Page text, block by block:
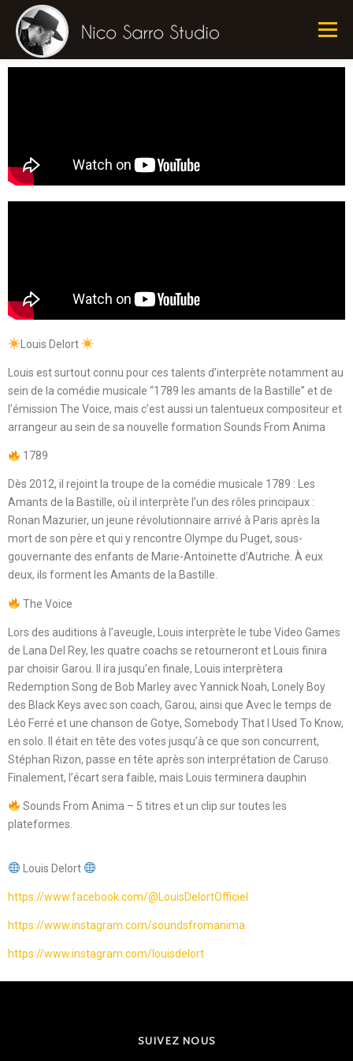
Menu
Louis Delort
Louis est surtout connu pour ces talents d’interprète notamment au
sein de la comédie musicale “1789 les amants de la Bastille” et de
l’émission The Voice, mais c’est aussi un talentueux compositeur et
arrangeur au sein de sa nouvelle formation Sounds From Anima
1789
Dès 2012, il rejoint la troupe de la comédie musicale 1789 : Les
Amants de la Bastille, où il interprète l’un des rôles principaux :
Ronan Mazurier, un jeune révolutionnaire arrivé à Paris après la
mort de son père et qui y rencontre Olympe du Puget, sous-
gouvernante des enfants de Marie-Antoinette d’Autriche. À eux
deux, ils forment les Amants de la Bastille.
The Voice
Lors des auditions à l’aveugle, Louis interprète le tube Video Games
de Lana Del Rey, les quatre coachs se retourneront et Louis finira
par choisir Garou. Il ira jusqu’en finale, Louis interprètera
Redemption Song de Bob Marley avec Yannick Noah, Lonely Boy
des Black Keys avec son coach, Garou, ainsi que Avec le temps de
Léo Ferré et une chanson de Gotye, Somebody That I Used To Know,
en solo. Il était en tête des votes jusqu’à ce que son concurrent,
Stéphan Rizon, passe en tête après son interprétation de Caruso.
Finalement, l’écart sera faible, mais Louis terminera dauphin
Sounds From Anima – 5 titres et un clip sur toutes les
plateformes.
Louis Delort
https://www.facebook.com/@LouisDelortOfficiel
https://www.instagram.com/soundsfromanima
https://www.instagram.com/louisdelort
SUIVEZ NOUS